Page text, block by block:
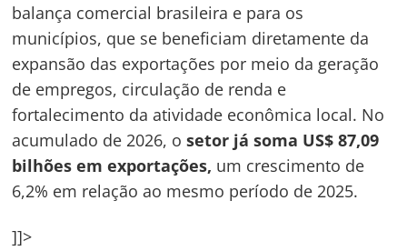
balança comercial brasileira e para os
municípios, que se beneficiam diretamente da
expansão das exportações por meio da geração
de empregos, circulação de renda e
fortalecimento da atividade econômica local. No
acumulado de 2026, osetor já soma US$ 87,09
bilhões em exportações, um crescimento de
6,2% em relação ao mesmo período de 2025.
]]>